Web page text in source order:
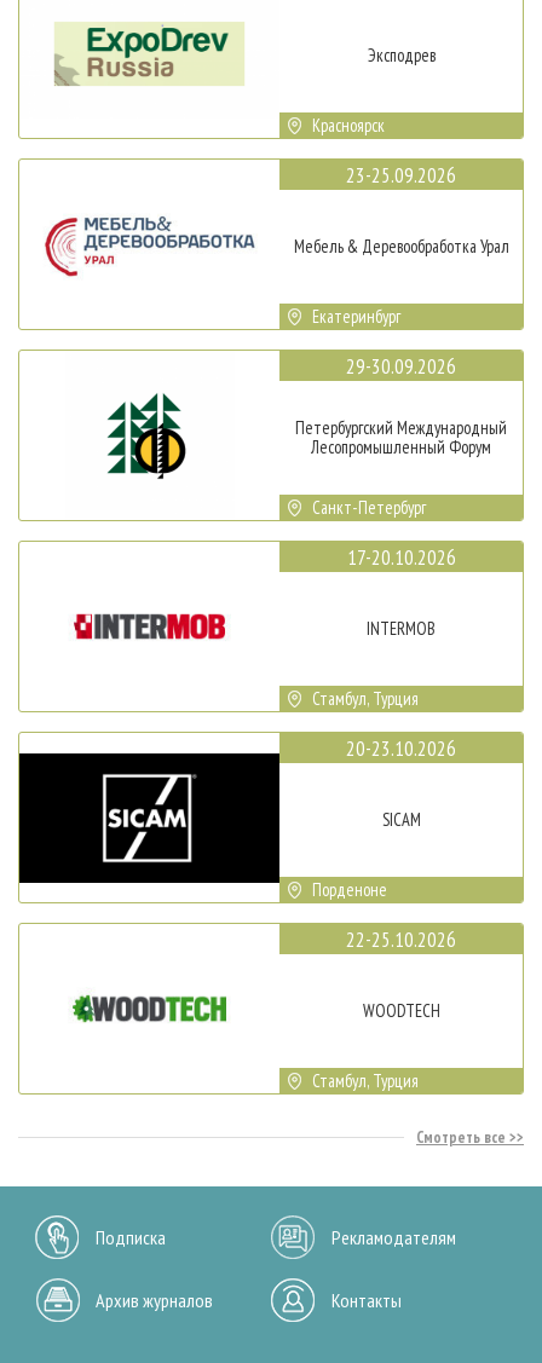
Эксподрев
Красноярск
23-25.09.2026
Мебель & Деревообработка Урал
Екатеринбург
29-30.09.2026
Петербургский Международный
Лесопромышленный Форум
Санкт-Петербург
17-20.10.2026
INTERMOB
Стамбул, Турция
20-23.10.2026
SICAM
Порденоне
22-25.10.2026
WOODTECH
Стамбул, Турция
Смотреть все
Подписка Рекламодателям
Архив журналов Контакты